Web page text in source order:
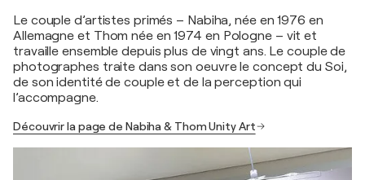
Le couple d’artistes primés – Nabiha, née en 1976 en
Allemagne et Thom née en 1974 en Pologne – vit et
travaille ensemble depuis plus de vingt ans. Le couple de
photographes traite dans son oeuvre le concept du Soi,
de son identité de couple et de la perception qui
l’accompagne.
Découvrir la page de Nabiha & Thom Unity Art